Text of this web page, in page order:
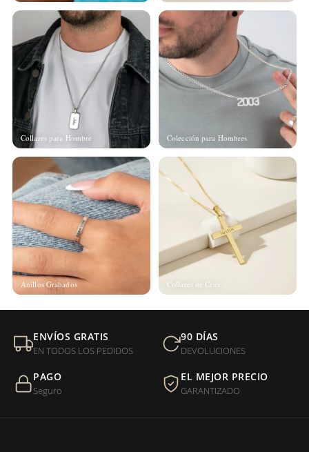
Collares para Hombre Colección para Hombres
Anillos Grabados Collares de Cruz
ENVÍOS GRATIS
EN TODOS LOS PEDIDOS
90 DÍAS
DEVOLUCIONES
PAGO
Seguro
EL MEJOR PRECIO
GARANTIZADO